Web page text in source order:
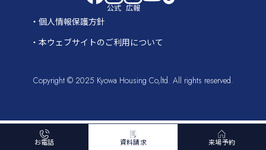
公式 広報
個人情報保護方針
本ウェブサイトのご利用について
Copyright © 2025 Kyowa Housing Co,ltd. All rights reserved.
お電話 資料請求 来場予約